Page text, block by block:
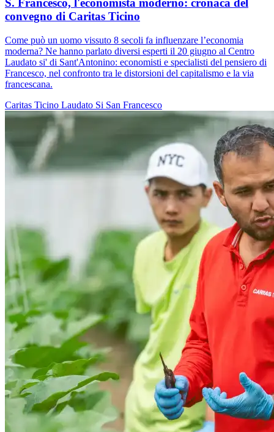
S. Francesco, l'economista moderno: cronaca del
convegno di Caritas Ticino
Come può un uomo vissuto 8 secoli fa influenzare l’economia
moderna? Ne hanno parlato diversi esperti il 20 giugno al Centro
Laudato si' di Sant'Antonino: economisti e specialisti del pensiero di
Francesco, nel confronto tra le distorsioni del capitalismo e la via
francescana.
Caritas Ticino Laudato Si San Francesco